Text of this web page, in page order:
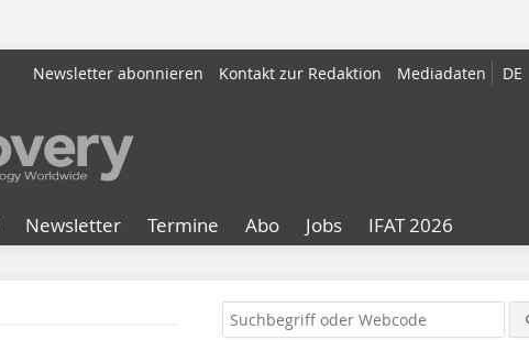
DE
Newsletter abonnieren Kontakt zur Redaktion Mediadaten
Newsletter Termine Abo Jobs IFAT 2026